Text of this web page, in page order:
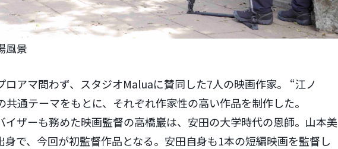
風景
ロアマ問わず、スタジオMaluaに賛同した7人の映画作家。 “江ノ
共通テーマをもとに、それぞれ作家性の高い作品を制作した。
イザーも務めた映画監督の高橋巖は、安田の大学時代の恩師。山本美
身で、今回が初監督作品となる。安田自身も1本の短編映画を監督し